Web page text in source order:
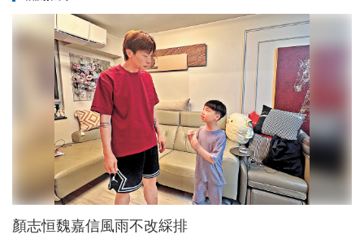
顏志恒魏嘉信風雨不改綵排